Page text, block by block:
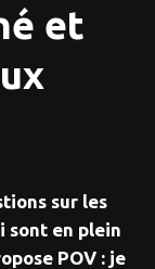
et
sur les
sont en plein
POV : je